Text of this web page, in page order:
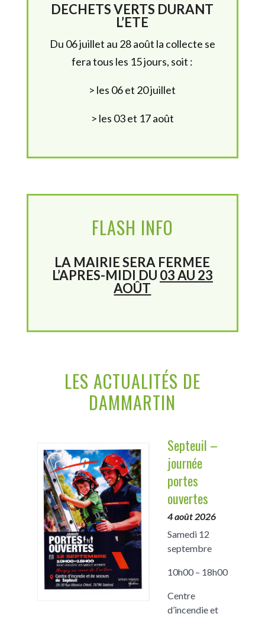
DECHETS VERTS DURANT
L’ETE
Du 06 juillet au 28 août la collecte se
fera tous les 15 jours, soit :
> les 06 et 20 juillet
> les 03 et 17 août
FLASH INFO
LA MAIRIE SERA FERMEE
L’APRES-MIDI DU 03 AU 23
AOÛT
LES ACTUALITÉS DE
DAMMARTIN
Septeuil –
journée
portes
ouvertes
4 août 2026
Samedi 12
septembre
10h00 – 18h00
Centre
d’incendie et